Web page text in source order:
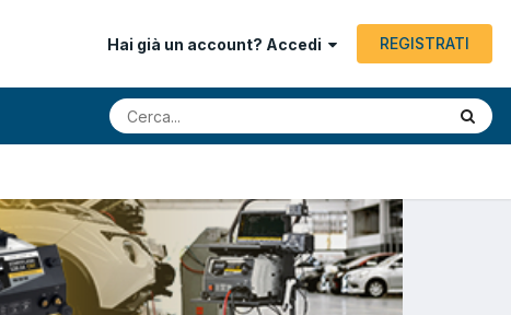
Hai già un account? Accedi REGISTRATI